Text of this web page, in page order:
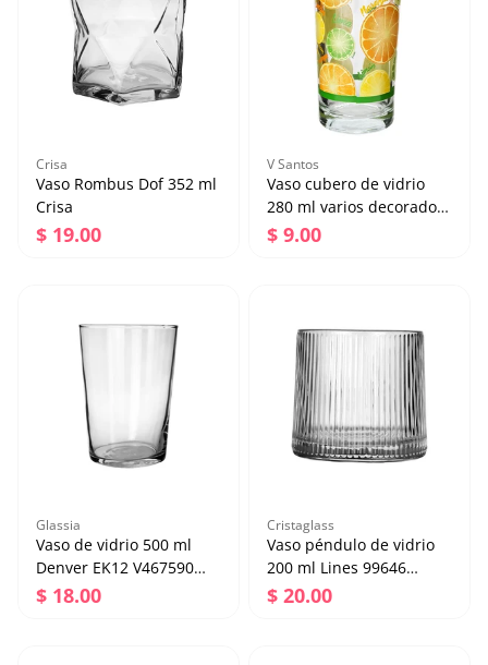
Agregar al carrito Agregar al carrito
Crisa
Vaso Rombus Dof 352 ml
Crisa
Precio regular
$ 19.00
Precio regular
$ 19.00
Agregar al carrito
V Santos
Vaso cubero de vidrio
280 ml varios decorados
111 V Santos
Precio regular
$ 9.00
decorados 111 V Santos
Precio regular
$ 9.00
Agregar al carrito
Glassia
Vaso de vidrio 500 ml
Denver EK12 V467590
Glassia
Precio regular
$ 18.00
Cristaglass
Vaso péndulo de vidrio
200 ml Lines 99646
Cristaglass
Precio regular
$ 20.00